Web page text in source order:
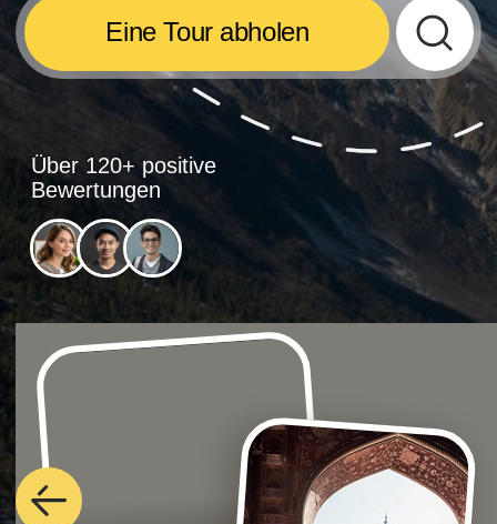
Nepal
touren in
Indien
touren in
Nächste Tour:
24.02-06.03.2025
nach Indien